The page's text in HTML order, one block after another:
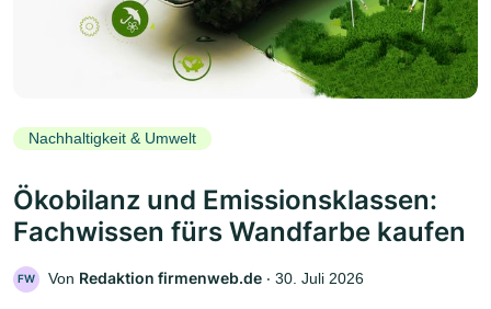
Nachhaltigkeit & Umwelt
Ökobilanz und Emissionsklassen:
Fachwissen fürs Wandfarbe kaufen
FW Von Redaktion firmenweb.de ‧ 30. Juli 2026